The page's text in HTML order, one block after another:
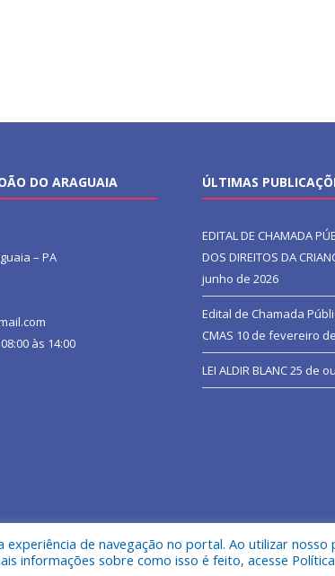
DO ARAGUAIA
– PA
às 14:00
ÚLTIMAS
EDITAL DE CHAMADA
DOS DIREITOS DA
junho de 2026
Edital de Chamada
CMAS 10 de fevereiro
LEI ALDIR BLANC25 de
a Prefeitura Municipal de São João do Araguaia.
experiência de navegação no portal. Ao utilizar
informações sobre como isso é feito, acesse